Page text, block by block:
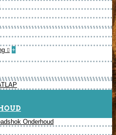
+
Onderhoud